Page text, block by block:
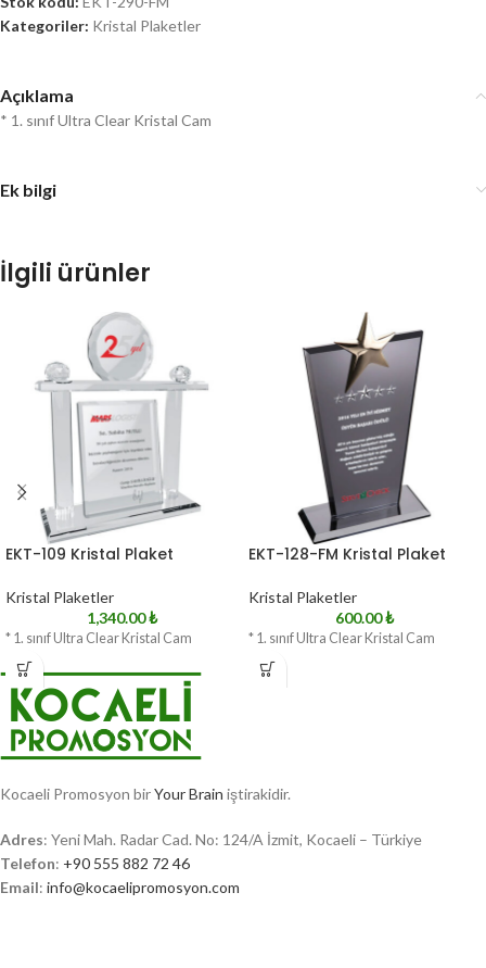
Kategoriler: Kristal Plaketler
Açıklama
* 1. sınıf Ultra Clear Kristal Cam
Ek bilgi
İlgili ürünler
EKT-109 Kristal Plaket
Kristal Plaketler
1,340.00₺
* 1. sınıf Ultra Clear Kristal Cam
EKT-128-FM Kristal Plaket
Kristal Plaketler
600.00₺
* 1. sınıf Ultra Clear Kristal Cam
Kocaeli Promosyon birYour Brain iştirakidir.
Adres: Yeni Mah. Radar Cad. No: 124/A İzmit, Kocaeli – Türkiye
Telefon: +90 555 882 72 46
Email: info@kocaelipromosyon.com